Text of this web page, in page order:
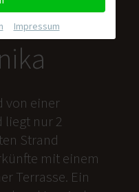
von einer
liegt nur 2
Strand
mit einem
Terrasse. Ein
Impressum